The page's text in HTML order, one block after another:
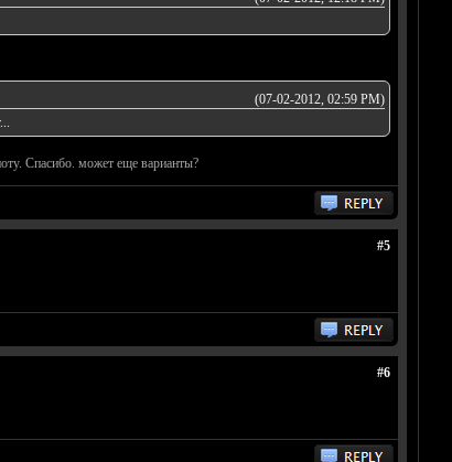
(07-02-2012, 02:59 PM)
Спасибо. может еще варианты?
#5
#6